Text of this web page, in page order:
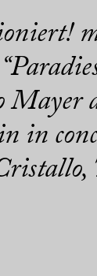
in